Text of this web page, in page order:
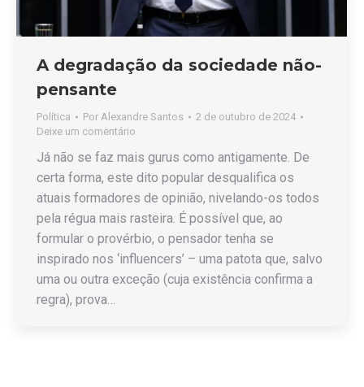
A degradação da sociedade não-
pensante
Política Por Alexandre Santos
2 de outubro de 2024
Deixe um comentário
Já não se faz mais gurus como antigamente. De
certa forma, este dito popular desqualifica os
atuais formadores de opinião, nivelando-os todos
pela régua mais rasteira. É possível que, ao
formular o provérbio, o pensador tenha se
inspirado nos ‘influencers’ – uma patota que, salvo
uma ou outra exceção (cuja existência confirma a
regra), prova…